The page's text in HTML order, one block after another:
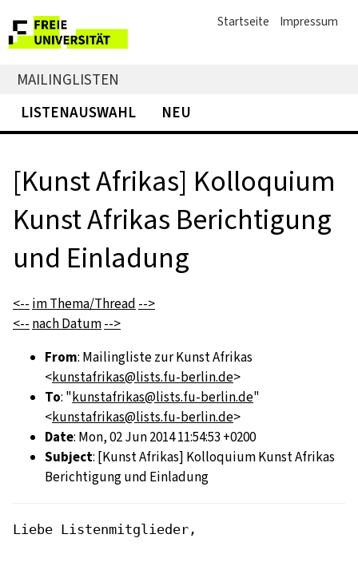
Startseite Impressum
MAILINGLISTEN
LISTENAUSWAHL
NEU
[Kunst Afrikas] Kolloquium
Kunst Afrikas Berichtigung
und Einladung
<-- im Thema/Thread -->
<-- nach Datum-->
From: Mailingliste zur Kunst Afrikas
<kunstafrikas@lists.fu-berlin.de>
To: "kunstafrikas@lists.fu-berlin.de"
<kunstafrikas@lists.fu-berlin.de>
Date: Mon, 02 Jun 2014 11:54:53 +0200
Subject: [Kunst Afrikas] Kolloquium Kunst Afrikas
Berichtigung und Einladung
Liebe Listenmitglieder,